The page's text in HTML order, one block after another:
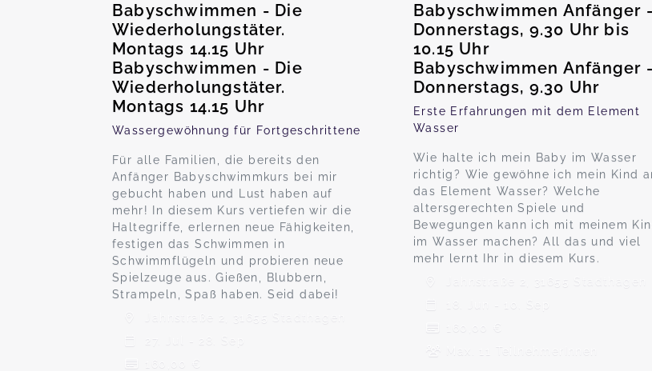
Babyschwimmen - Die
Wiederholungstäter.
Montags 14.15 Uhr
Babyschwimmen - Die
Wiederholungstäter.
Montags 14.15 Uhr
Wassergewöhnung für Fortgeschrittene
Für alle Familien, die bereits den
Anfänger Babyschwimmkurs bei mir
gebucht haben und Lust haben auf
mehr! In diesem Kurs vertiefen wir die
Haltegriffe, erlernen neue Fähigkeiten,
festigen das Schwimmen in
Schwimmflügeln und probieren neue
Spielzeuge aus. Gießen, Blubbern,
Strampeln, Spaß haben. Seid dabei!
Jahnstraße 2, 31655 Stadthagen
27. Jul - 28. Sep
160,00 €
Babyschwimmen Anfänger -
Donnerstags, 9.30 Uhr bis
10.15 Uhr
Babyschwimmen Anfänger -
Donnerstags, 9.30 Uhr
Erste Erfahrungen mit dem Element
Wasser
Wie halte ich mein Baby im Wasser
richtig? Wie gewöhne ich mein Kind
das Element Wasser? Welche
altersgerechten Spiele und
Bewegungen kann ich mit meinem
im Wasser machen? All das und viel
mehr lernt Ihr in diesem Kurs.
Jahnstraße 2, 31655 Stadthagen
18. Jun - 10. Sep
160,00 €
Max. 11 TeilnehmerInnen